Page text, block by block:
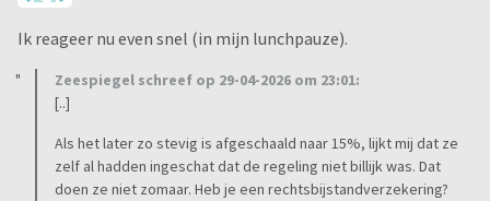
Ik reageer nu even snel (in mijn lunchpauze).
Zeespiegel schreef op 29-04-2026 om 23:01:
[..]
Als het later zo stevig is afgeschaald naar 15%, lijkt mij dat ze
zelf al hadden ingeschat dat de regeling niet billijk was. Dat
doen ze niet zomaar. Heb je een rechtsbijstandverzekering?